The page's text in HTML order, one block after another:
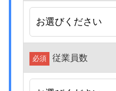
必須 従業員数